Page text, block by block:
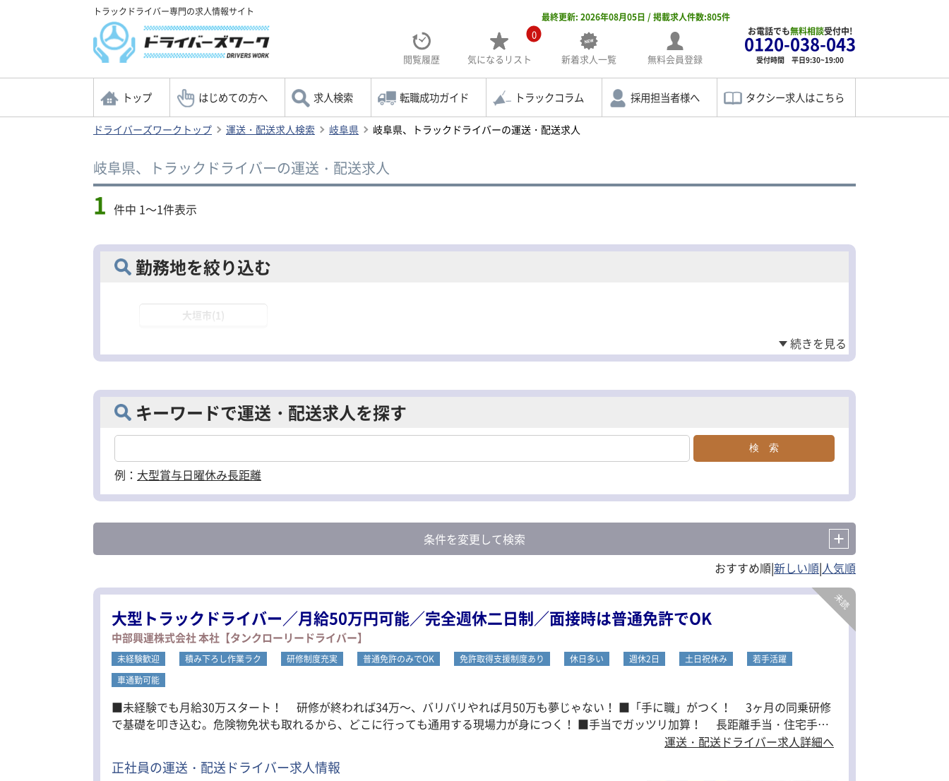
トラックドライバー専門の求人情報サイト 最終更新: 2026年08月05日 / 掲載求人件数:805件
新着求人一覧
閲覧履歴
0
気になる リスト 無料会員登録
お電話でも無料相談受付中!
0120-038-043
受付時間 平日9:30~19:00
トップ はじめての方へ 求人検索 転職成功ガイド トラックコラム 採用担当者様へ タクシー求人はこちら
ドライバーズワークトップ 運送・配送求人検索 岐阜県 岐阜県、トラックドライバーの運送・配送求人
岐阜県、トラックドライバーの運送・配送求人
1 件中 1～1件表示
勤務地を絞り込む
大垣市(1)
キーワードで運送・配送求人を探す
例： 大型賞与日曜休み長距離
条件を変更して検索
|
|
大型トラックドライバー／月給50万円可能／完全週休二日制／面接時は普通免許でOK
中部興運株式会社 本社【タンクローリードライバー】
未経験歓迎 積み下ろし作業ラク 研修制度充実 普通免許のみでOK 免許取得支援制度あり 休日多い 週休2日 土日祝休み
若手活躍
車通勤可能
■未経験でも月給30万スタート！ 研修が終われば34万～、バリバリやれば月50万も夢じゃない！ ■「手に職」がつく！ 3ヶ月の同乗研修
で基礎を叩き込む。危険物免状も取れるから、どこに行っても通用する現場力が身につく！ ■手当でガッツリ加算！ 長距離手当・住宅手
当・家族手当…頑張った分は全部給与になる！ ■休みもしっかり！ 完全週休2日＋長期連休アリ。ガッツリ働いて、ガッツリ休める。
運送・配送ドライバー求人詳細へ
正社員の運送・配送ドライバー求人情報